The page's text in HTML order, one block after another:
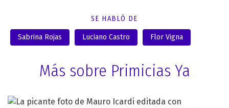
SE HABLÓ DE
Sabrina Rojas Luciano Castro Flor Vigna
Más sobre Primicias Ya